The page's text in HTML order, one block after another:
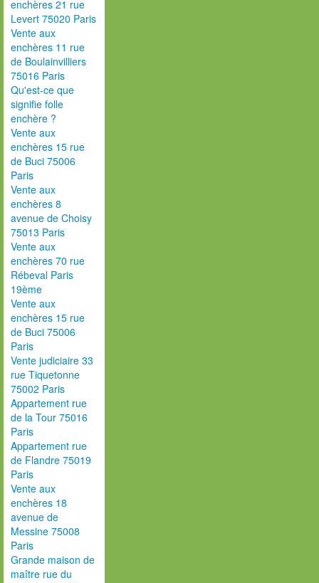
enchères 21 rue
Levert 75020 Paris
Vente aux
enchères 11 rue
de Boulainvilliers
75016 Paris
Qu'est-ce que
signifie folle
enchère ?
Vente aux
enchères 15 rue
de Buci 75006
Paris
Vente aux
enchères 8
avenue de Choisy
75013 Paris
Vente aux
enchères 70 rue
Rébeval Paris
19ème
Vente aux
enchères 15 rue
de Buci 75006
Paris
Vente judiciaire 33
rue Tiquetonne
75002 Paris
Appartement rue
de la Tour 75016
Paris
Appartement rue
de Flandre 75019
Paris
Vente aux
enchères 18
avenue de
Messine 75008
Paris
Grande maison de
maître rue du